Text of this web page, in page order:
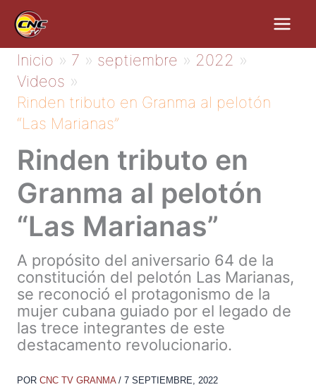
contenido
Inicio 7 septiembre
2022
Videos
Rinden tributo en Granma al pelotón
“Las Marianas”
Rinden tributo en
Granma al pelotón
“Las Marianas”
A propósito del aniversario 64 de la
constitución del pelotón Las Marianas,
se reconoció el protagonismo de la
mujer cubana guiado por el legado de
las trece integrantes de este
destacamento revolucionario.
POR CNC TV GRANMA / 7 SEPTIEMBRE, 2022